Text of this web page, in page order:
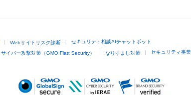
Webサイトリスク診断 セキュリティ相談AIチャットボット
サイバー攻撃対策（GMO Flatt Security） なりすまし対策 セキュリティ事